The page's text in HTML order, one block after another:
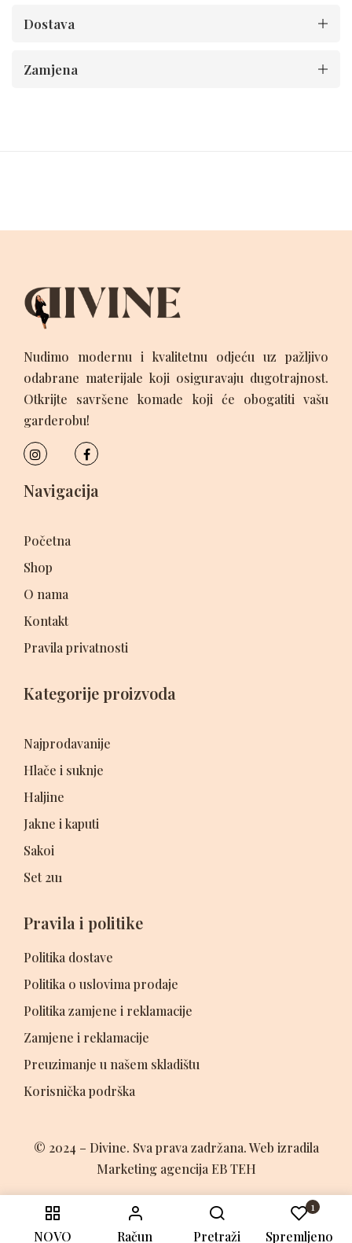
NOVO Račun Pretraži
1
Spremljeno
Dostava
Zamjena
Nudimo modernu i kvalitetnu odjeću uz pažljivo
odabrane materijale koji osiguravaju dugotrajnost.
Otkrijte savršene komade koji će obogatiti vašu
garderobu!
Navigacija
Početna
Shop
O nama
Kontakt
Pravila privatnosti
Kategorije proizvoda
Najprodavanije
Hlače i suknje
Haljine
Jakne i kaputi
Sakoi
Set 2u1
Pravila i politike
Politika dostave
Politika o uslovima prodaje
Politika zamjene i reklamacije
Zamjene i reklamacije
Preuzimanje u našem skladištu
Korisnička podrška
© 2024 – Divine. Sva prava zadržana. Web izradila
Marketing agencija EB TEH